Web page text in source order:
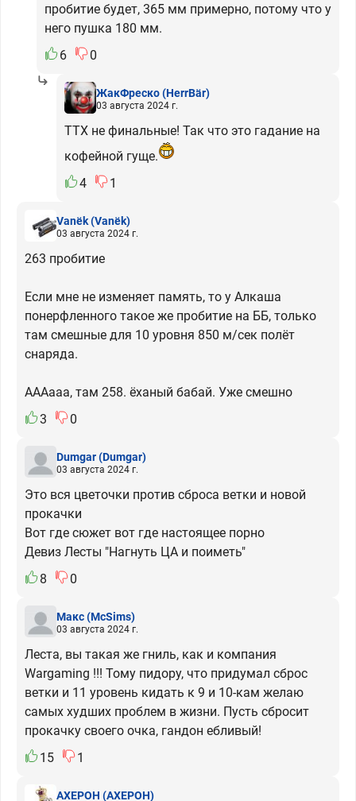
пробитие будет, 365 мм примерно, потому что у
него пушка 180 мм.
6
0
ЖакФреско(HerrBär)
03 августа 2024 г.
ТТХ не финальные! Так что это гадание на
кофейной гуще.
4
1
Vanёk(Vanёk)
03 августа 2024 г.
263 пробитие
Если мне не изменяет память, то у Алкаша
понерфленного такое же пробитие на ББ, только
там смешные для 10 уровня 850 м/сек полёт
снаряда.
АААааа, там 258. ёханый бабай. Уже смешно
3
0
Dumgar(Dumgar)
03 августа 2024 г.
Это вся цветочки против сброса ветки и новой
прокачки
Вот где сюжет вот где настоящее порно
Девиз Лесты "Нагнуть ЦА и поиметь"
8
0
Макс(McSims)
03 августа 2024 г.
Леста, вы такая же гниль, как и компания
Wargaming !!! Тому пидору, что придумал сброс
ветки и 11 уровень кидать к 9 и 10-кам желаю
самых худших проблем в жизни. Пусть сбросит
прокачку своего очка, гандон ебливый!
15
1
АХЕРОН (АХЕРОН)